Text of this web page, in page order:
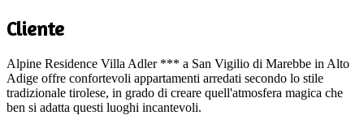
Cliente
Alpine Residence Villa Adler *** a San Vigilio di Marebbe in Alto
Adige offre confortevoli appartamenti arredati secondo lo stile
tradizionale tirolese, in grado di creare quell'atmosfera magica che
ben si adatta questi luoghi incantevoli.